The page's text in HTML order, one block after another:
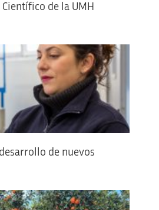
Científico de la UMH
de nuevos